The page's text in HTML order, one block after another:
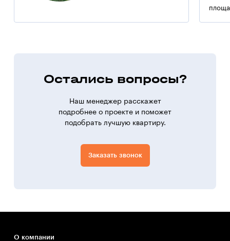
Остались вопросы?
Наш менеджер расскажет
подробнее о проекте и поможет
подобрать лучшую квартиру.
Заказать звонок
О компании